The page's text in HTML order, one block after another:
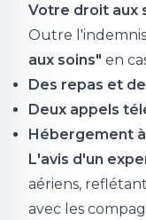
Votre droit aux
Outre
aux soins" en
Des repas et
Deux appels
Hébergement
L'avis d'un
aériens,
avec les